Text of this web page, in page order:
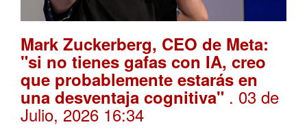
Mark Zuckerberg, CEO de Meta:
"si no tienes gafas con IA, creo
que probablemente estarás en
una desventaja cognitiva" . 03 de
Julio, 2026 16:34